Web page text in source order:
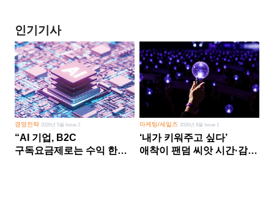
인기기사
경영전략 2026년 5월 Issue 2
“AI 기업, B2C
구독요금제로는 수익 한계
마케팅/세일즈 2026년 8월 Issue 1
‘내가 키워주고 싶다’
애착이 팬덤 씨앗 시간·감정